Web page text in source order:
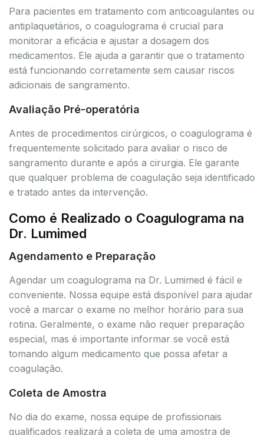
Para pacientes em tratamento com anticoagulantes ou
antiplaquetários, o coagulograma é crucial para
monitorar a eficácia e ajustar a dosagem dos
medicamentos. Ele ajuda a garantir que o tratamento
está funcionando corretamente sem causar riscos
adicionais de sangramento.
Avaliação Pré-operatória
Antes de procedimentos cirúrgicos, o coagulograma é
frequentemente solicitado para avaliar o risco de
sangramento durante e após a cirurgia. Ele garante
que qualquer problema de coagulação seja identificado
e tratado antes da intervenção.
Como é Realizado o Coagulograma na
Dr. Lumimed
Agendamento e Preparação
Agendar um coagulograma na Dr. Lumimed é fácil e
conveniente. Nossa equipe está disponível para ajudar
você a marcar o exame no melhor horário para sua
rotina. Geralmente, o exame não requer preparação
especial, mas é importante informar se você está
tomando algum medicamento que possa afetar a
coagulação.
Coleta de Amostra
No dia do exame, nossa equipe de profissionais
qualificados realizará a coleta de uma amostra de